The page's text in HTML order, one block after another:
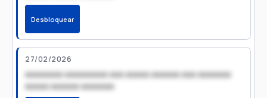
Desbloquear
27/02/2026
xxxxxxxx xxxxxxxxx xxx xxxxx xxxxxx xxx xxxxxxx
xxxxx xxxxxx xxxxxxx